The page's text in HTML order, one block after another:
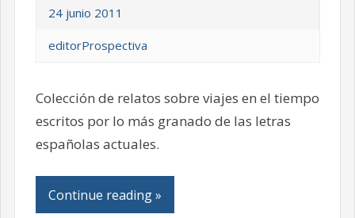
24 junio 2011
editorProspectiva
Colección de relatos sobre viajes en el tiempo
escritos por lo más granado de las letras
españolas actuales.
Continue reading »